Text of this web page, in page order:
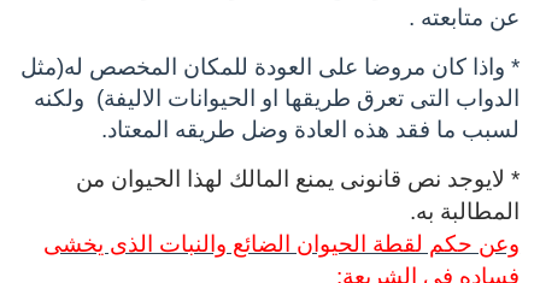
عن متابعته .
*واذا كان مروضا على العودة للمكان المخصص له(مثل
الدواب التى تعرق طريقها او الحيوانات الاليفة) ولكنه
لسبب ما فقد هذه العادة وضل طريقه المعتاد.
* لايوجد نص قانونى يمنع المالك لهذا الحيوان من
المطالبة به.
وعن حكم لقطة الحيوان الضائع والنبات الذى يخشى
فساده فى الشريعة: